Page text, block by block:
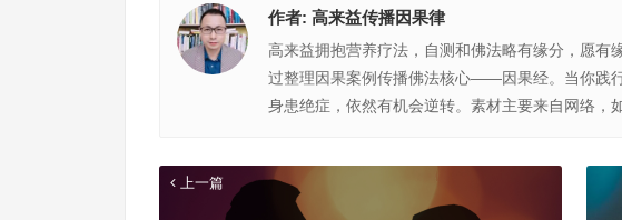
作者: 高来益传播因果律
高来益拥抱营养疗法，自测和佛法略有缘分，愿有
过整理因果案例传播佛法核心——因果经。当你践
身患绝症，依然有机会逆转。素材主要来自网络，
上一篇